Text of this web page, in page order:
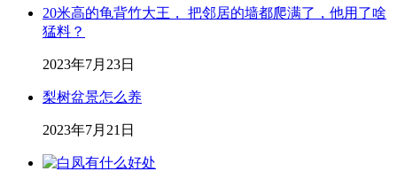
20米高的龟背竹大王， 把邻居的墙都爬满了，他用了啥
猛料？
2023年7月23日
梨树盆景怎么养
2023年7月21日